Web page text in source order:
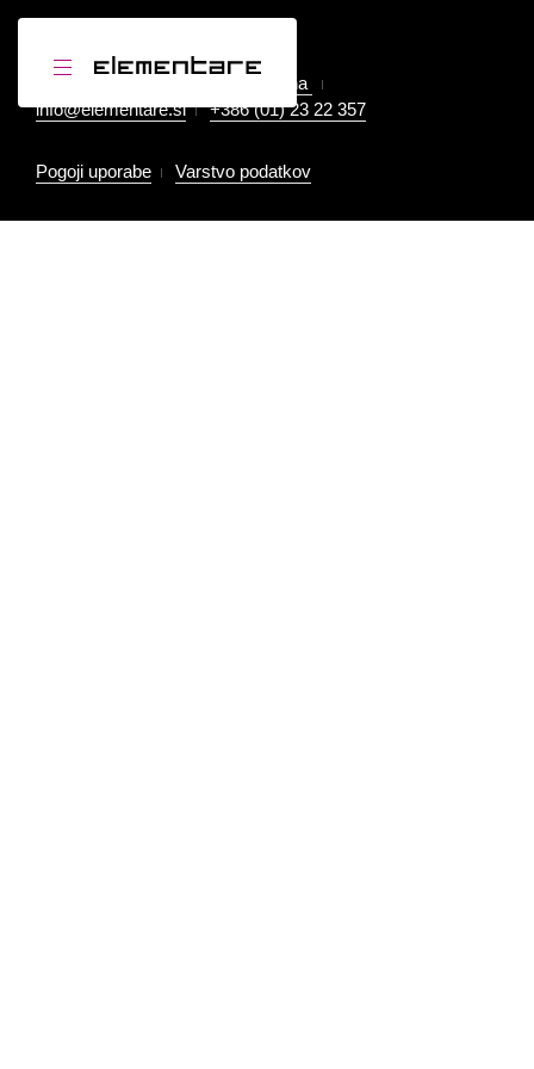
Resljeva cesta 3, 1000 Ljubljana
info@elementare.si
+386 (01) 23 22 357
Pogoji uporabe Varstvo podatkov